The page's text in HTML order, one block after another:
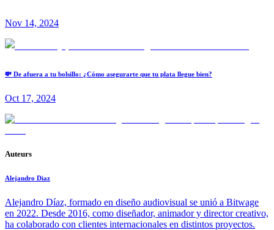
Nov 14, 2024
💸 De afuera a tu bolsillo: ¿Cómo asegurarte que tu plata llegue bien?
Oct 17, 2024
Auteurs
Alejandro Diaz
Alejandro Díaz, formado en diseño audiovisual se unió a Bitwage
en 2022. Desde 2016, como diseñador, animador y director creativo,
ha colaborado con clientes internacionales en distintos proyectos.